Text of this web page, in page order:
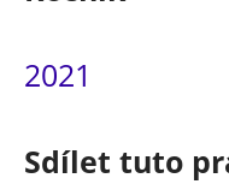
2021
Sdílet tuto